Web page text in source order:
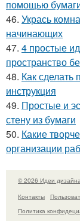
помощью
46. Укрась
начинающих
47. 4 простые
пространство
48. Как сделать
инструкция
49. Простые и
стену из бумаги
50. Какие
организации
© 2026 Идеи
Контакты
Политика